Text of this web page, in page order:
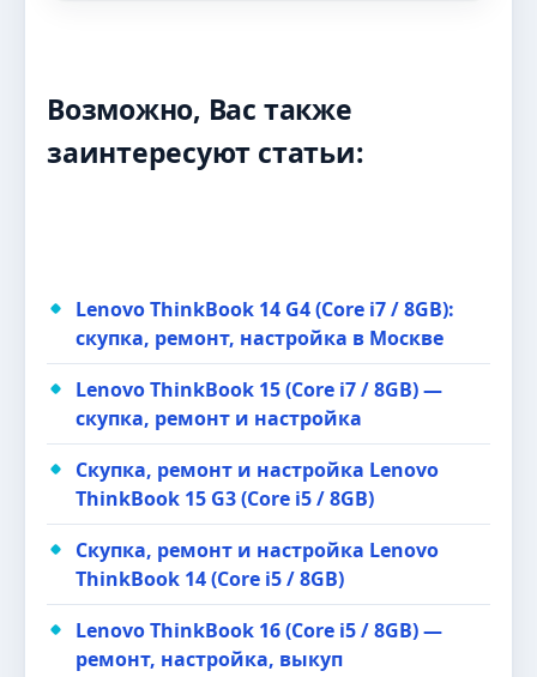
Возможно, Вас также
заинтересуют статьи:
Lenovo ThinkBook 14 G4 (Core i7 / 8GB):
скупка, ремонт, настройка в Москве
Lenovo ThinkBook 15 (Core i7 / 8GB) —
скупка, ремонт и настройка
Скупка, ремонт и настройка Lenovo
ThinkBook 15 G3 (Core i5 / 8GB)
Скупка, ремонт и настройка Lenovo
ThinkBook 14 (Core i5 / 8GB)
Lenovo ThinkBook 16 (Core i5 / 8GB) —
ремонт, настройка, выкуп